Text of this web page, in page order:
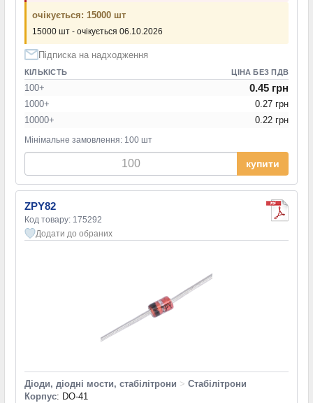
очікується: 15000 шт
15000 шт - очікується 06.10.2026
Підписка на надходження
КІЛЬКІСТЬ ЦІНА БЕЗ ПДВ
100+ 0.45 грн
1000+
0.27 грн
10000+
0.22 грн
Мінімальне замовлення: 100 шт
купити
ZPY82
Код товару: 175292
Додати до обраних
Діоди, діодні мости, стабілітрони > Стабілітрони
Корпус: DO-41